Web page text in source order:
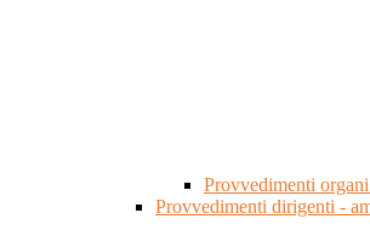
Provvedimenti
Provvedimenti dirigenti -